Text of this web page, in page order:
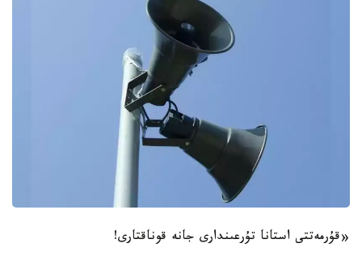
«قۇرمەتتى استانا تۇرعىندارى جانە قوناقتارى!